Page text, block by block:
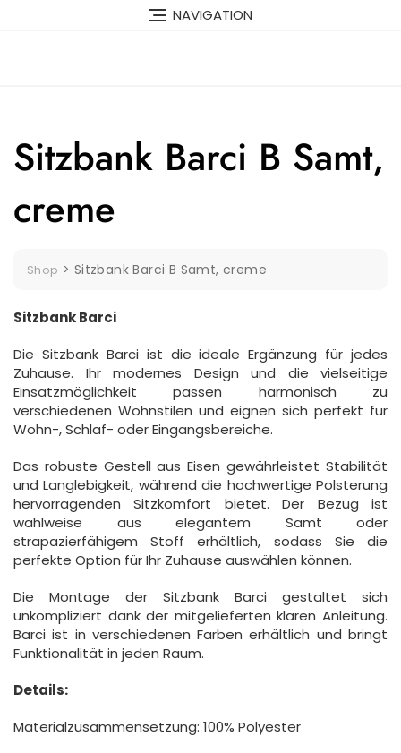
NAVIGATION
Sitzbank Barci B Samt,
creme
Shop > Sitzbank Barci B Samt, creme
Sitzbank Barci
Die Sitzbank Barci ist die ideale Ergänzung für jedes
Zuhause. Ihr modernes Design und die vielseitige
Einsatzmöglichkeit passen harmonisch zu
verschiedenen Wohnstilen und eignen sich perfekt für
Wohn-, Schlaf- oder Eingangsbereiche.
Das robuste Gestell aus Eisen gewährleistet Stabilität
und Langlebigkeit, während die hochwertige Polsterung
hervorragenden Sitzkomfort bietet. Der Bezug ist
wahlweise aus elegantem Samt oder
strapazierfähigem Stoff erhältlich, sodass Sie die
perfekte Option für Ihr Zuhause auswählen können.
Die Montage der Sitzbank Barci gestaltet sich
unkompliziert dank der mitgelieferten klaren Anleitung.
Barci ist in verschiedenen Farben erhältlich und bringt
Funktionalität in jeden Raum.
Details:
Materialzusammensetzung: 100% Polyester